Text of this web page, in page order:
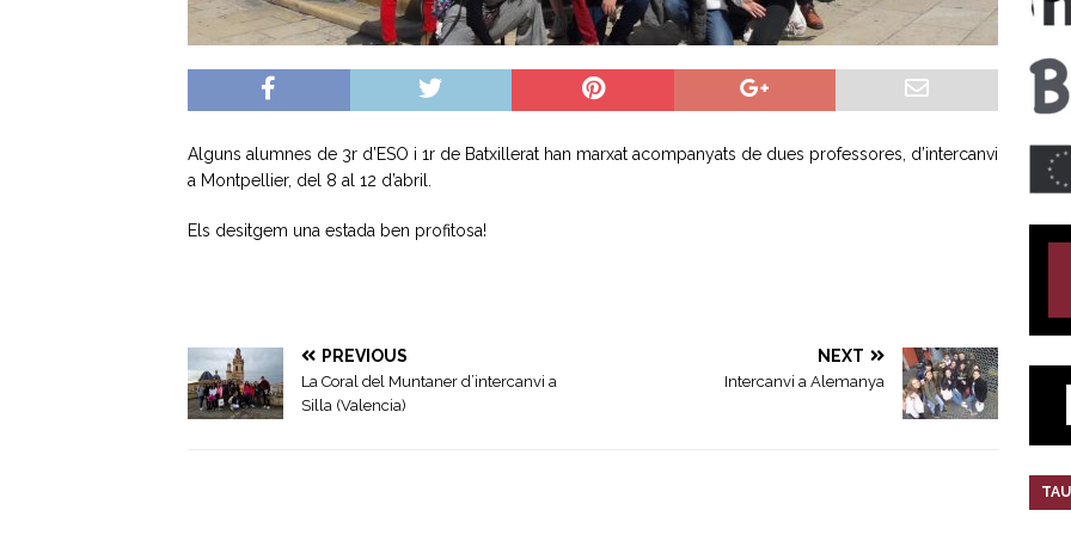
Alguns alumnes de 3r d’ESO i 1r de Batxillerat han marxat acompanyats de dues professores, d’intercanvi
a Montpellier, del 8 al 12 d’abril.
Els desitgem una estada ben profitosa!
PREVIOUS
La Coral del Muntaner d’intercanvi a
Silla (Valencia)
NEXT
Intercanvi a Alemanya